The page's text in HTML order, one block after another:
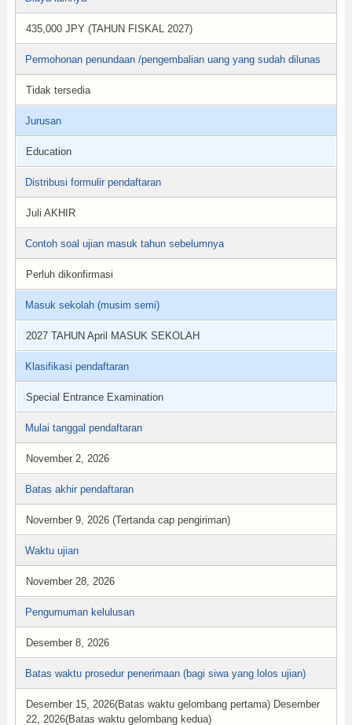
435,000 JPY (TAHUN FISKAL 2027)
Permohonan penundaan /pengembalian uang yang sudah dilunas
Tidak tersedia
Jurusan
Education
Distribusi formulir pendaftaran
Juli AKHIR
Contoh soal ujian masuk tahun sebelumnya
Perluh dikonfirmasi
Masuk sekolah (musim semi)
2027 TAHUN April MASUK SEKOLAH
Klasifikasi pendaftaran
Special Entrance Examination
Mulai tanggal pendaftaran
November 2, 2026
Batas akhir pendaftaran
November 9, 2026 (Tertanda cap pengiriman)
Waktu ujian
November 28, 2026
Pengumuman kelulusan
Desember 8, 2026
Batas waktu prosedur penerimaan (bagi siwa yang lolos ujian)
Desember 15, 2026(Batas waktu gelombang pertama) Desember
22, 2026(Batas waktu gelombang kedua)